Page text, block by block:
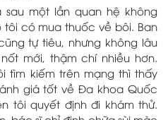
sau một lần quan hệ không
tôi có mua thuốc về bôi. Ban
tự tiêu, nhưng không lâu
mới, thậm chí nhiều hơn.
tìm kiếm trên mạng thì thấy
giá tốt về Đa khoa Quốc
tôi quyết định đi khám thử.